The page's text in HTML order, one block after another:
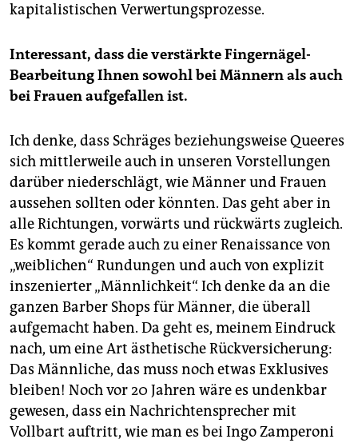
kapitalistischen Verwertungsprozesse.
Interessant, dass die verstärkte Fingernägel-
Bearbeitung Ihnen sowohl bei Männern als auch
bei Frauen aufgefallen ist.
Ich denke, dass Schräges beziehungsweise Queeres
sich mittlerweile auch in unseren Vorstellungen
darüber niederschlägt, wie Männer und Frauen
aussehen sollten oder könnten. Das geht aber in
alle Richtungen, vorwärts und rückwärts zugleich.
Es kommt gerade auch zu einer Renaissance von
„weiblichen“ Rundungen und auch von explizit
inszenierter „Männlichkeit“. Ich denke da an die
ganzen Barber Shops für Männer, die überall
aufgemacht haben. Da geht es, meinem Eindruck
nach, um eine Art ästhetische Rückversicherung:
Das Männliche, das muss noch etwas Exklusives
bleiben! Noch vor 20 Jahren wäre es undenkbar
gewesen, dass ein Nachrichtensprecher mit
Vollbart auftritt, wie man es bei Ingo Zamperoni